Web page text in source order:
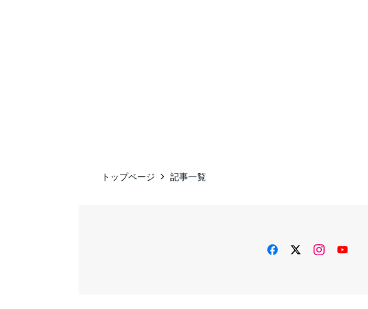
トップページ 記事一覧
facebooktwitter